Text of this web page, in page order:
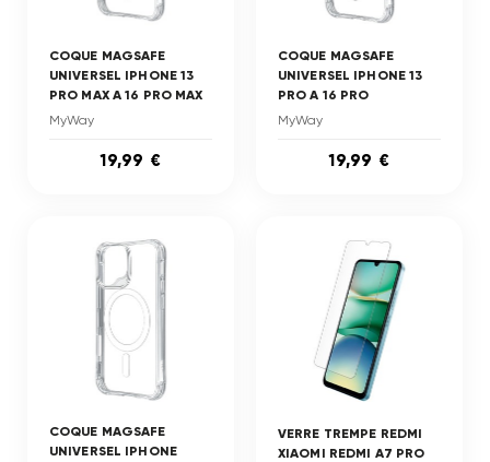
COQUE MAGSAFE
UNIVERSEL IPHONE 13
PRO MAX A 16 PRO MAX
MyWay
19,99 €
COQUE MAGSAFE
UNIVERSEL IPHONE 13
PRO A 16 PRO
MyWay
19,99 €
COQUE MAGSAFE
UNIVERSEL IPHONE
VERRE TREMPE REDMI
XIAOMI REDMI A7 PRO